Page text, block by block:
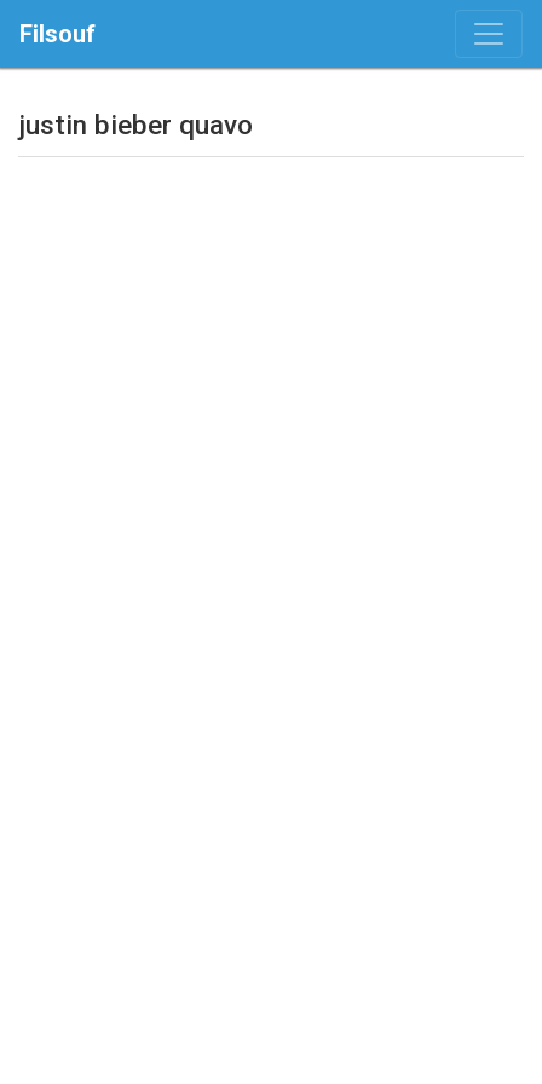
Filsouf
justin bieber quavo